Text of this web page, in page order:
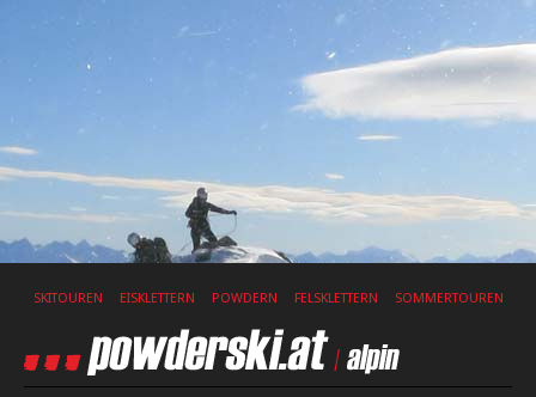
SKITOUREN EISKLETTERN POWDERN FELSKLETTERN SOMMERTOUREN